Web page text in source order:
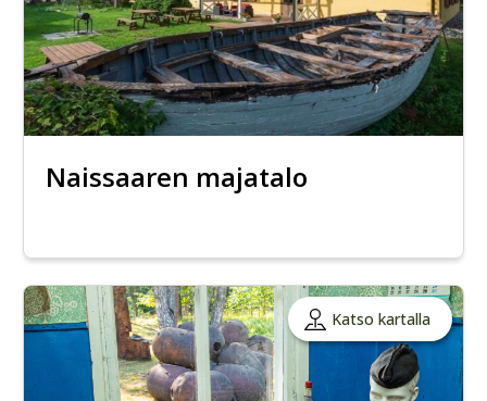
Naissaaren majatalo
Katso kartalla